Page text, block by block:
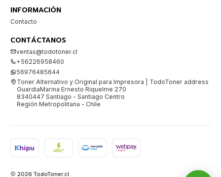
INFORMACIÓN
Contacto
CONTÁCTANOS
ventas@todotoner.cl
+56226958460
56976485644
Toner Alternativo y Original para Impresora | TodoToner address
GuardiaMarina Ernesto Riquelme 270
8340447 Santiago - Santiago Centro
Región Metropolitana - Chile
2026 TodoToner.cl.